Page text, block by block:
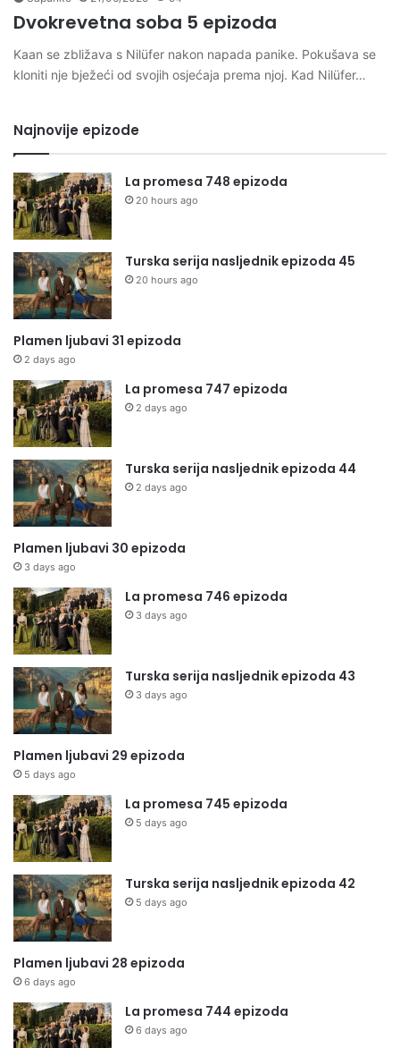
Dvokrevetna soba 5 epizoda
Kaan se zbližava s Nilüfer nakon napada panike. Pokušava se
kloniti nje bježeći od svojih osjećaja prema njoj. Kad Nilüfer…
Najnovije epizode
La promesa 748 epizoda
20 hours ago
Turska serija nasljednik epizoda 45
20 hours ago
Plamen ljubavi 31 epizoda
2 days ago
La promesa 747 epizoda
2 days ago
Turska serija nasljednik epizoda 44
2 days ago
Plamen ljubavi 30 epizoda
3 days ago
La promesa 746 epizoda
3 days ago
Turska serija nasljednik epizoda 43
3 days ago
Plamen ljubavi 29 epizoda
5 days ago
La promesa 745 epizoda
5 days ago
Turska serija nasljednik epizoda 42
5 days ago
Plamen ljubavi 28 epizoda
6 days ago
La promesa 744 epizoda
6 days ago